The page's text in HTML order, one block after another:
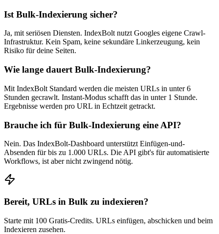
Ist Bulk-Indexierung sicher?
Ja, mit seriösen Diensten. IndexBolt nutzt Googles eigene Crawl-
Infrastruktur. Kein Spam, keine sekundäre Linkerzeugung, kein
Risiko für deine Seiten.
Wie lange dauert Bulk-Indexierung?
Mit IndexBolt Standard werden die meisten URLs in unter 6
Stunden gecrawlt. Instant-Modus schafft das in unter 1 Stunde.
Ergebnisse werden pro URL in Echtzeit getrackt.
Brauche ich für Bulk-Indexierung eine API?
Nein. Das IndexBolt-Dashboard unterstützt Einfügen-und-
Absenden für bis zu 1.000 URLs. Die API gibt's für automatisierte
Workflows, ist aber nicht zwingend nötig.
Bereit, URLs in Bulk zu indexieren?
Starte mit 100 Gratis-Credits. URLs einfügen, abschicken und beim
Indexieren zusehen.